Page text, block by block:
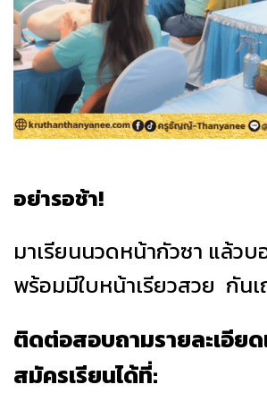
อย่ารอช้า!
มาเรียนนวดหน้ากัวซา แล้ว
พร้อมมีใบหน้าเรียวสวย กันเ
ติดต่อสอบถามรายละเอียด
สมัครเรียนได้ที่: